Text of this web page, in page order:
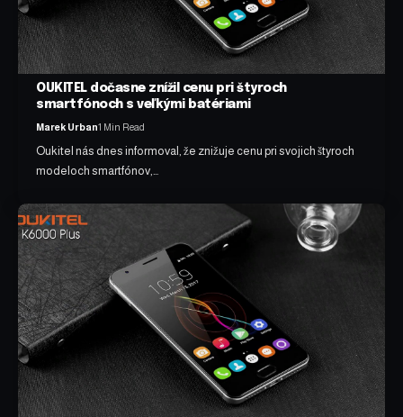
OUKITEL dočasne znížil cenu pri štyroch
smartfónoch s veľkými batériami
Marek Urban1 Min Read
Oukitel nás dnes informoval, že znižuje cenu pri svojich štyroch
modeloch smartfónov,…